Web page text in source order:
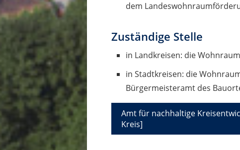
dem
Zuständige Stelle
in Landkreisen: die
in Stadtkreisen: die
Bürgermeisteramt des
Amt für nachhaltige
Kreis]